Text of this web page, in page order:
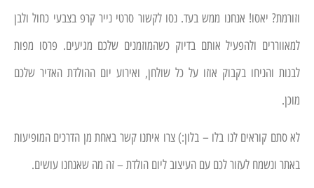
וזורמת? יאסו! אנחנו ממש בעד. נסו לקשור סרטי נייר קרפ בצבעי כחול ולבן
למאווררים ולהפעיל אותם בדיוק כשהמוזמנים שלכם מגיעים. פרסו מפות
לבנות והניחו בקבוק אוזו על כל שולחן, ואירוע יום ההולדת האדיר שלכם
מוכן.
לא סתם קוראים לנו בלו – בלון:) צרו איתנו קשר באחת מן הדרכים המופיעות
באתר ונשמח לעזור לכם עם העיצוב ליום הולדת – זה מה שאנחנו עושים.